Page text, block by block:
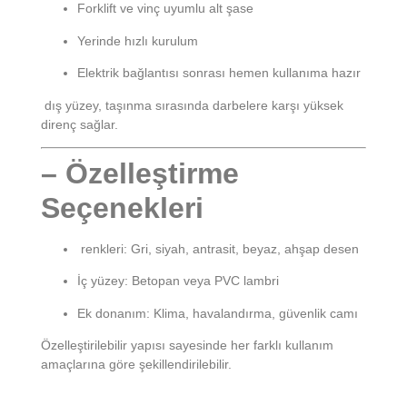
Forklift ve vinç uyumlu alt şase
Yerinde hızlı kurulum
Elektrik bağlantısı sonrası hemen kullanıma hazır
dış yüzey, taşınma sırasında darbelere karşı yüksek
direnç sağlar.
– Özelleştirme
Seçenekleri
renkleri: Gri, siyah, antrasit, beyaz, ahşap desen
İç yüzey: Betopan veya PVC lambri
Ek donanım: Klima, havalandırma, güvenlik camı
Özelleştirilebilir yapısı sayesinde her farklı kullanım
amaçlarına göre şekillendirilebilir.